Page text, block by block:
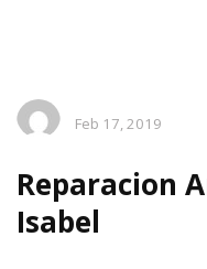
Feb 17, 2019
Reparacion
Isabel